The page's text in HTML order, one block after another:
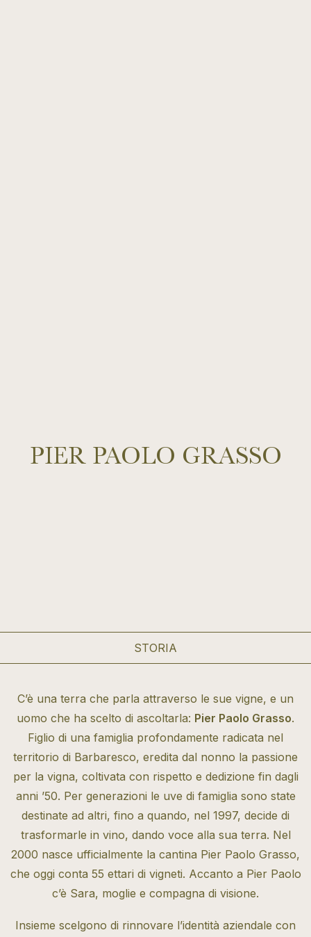
PIER PAOLO GRASSO
STORIA
C’è una terra che parla attraverso le sue vigne, e un
uomo che ha scelto di ascoltarla: Pier Paolo Grasso.
Figlio di una famiglia profondamente radicata nel
territorio di Barbaresco, eredita dal nonno la passione
per la vigna, coltivata con rispetto e dedizione fin dagli
anni ’50. Per generazioni le uve di famiglia sono state
destinate ad altri, fino a quando, nel 1997, decide di
trasformarle in vino, dando voce alla sua terra. Nel
2000 nasce ufficialmente la cantina Pier Paolo Grasso,
che oggi conta 55 ettari di vigneti. Accanto a Pier Paolo
c’è Sara, moglie e compagna di visione.
Insieme scelgono di rinnovare l’identità aziendale con